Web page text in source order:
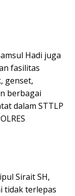
Hadi juga
fasilitas
genset,
berbagai
dalam STTLP
Sirait SH,
tidak terlepas